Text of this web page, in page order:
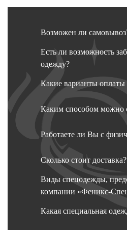
Возможен ли
Есть ли возможность
одежду?
Какие варианты
Каким способом можно
Работаете ли Вы с
Сколько стоит доставка?
Виды спецодежды,
компании «Феникс-
Какая специальная